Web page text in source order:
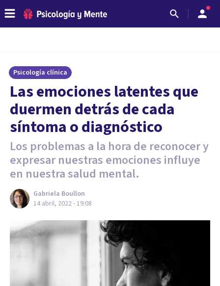
Psicología clínica
Las emociones latentes que
duermen detrás de cada
síntoma o diagnóstico
Los problemas a la hora de reconocer y
expresar nuestras emociones influye
en nuestra salud mental.
Gabriela Boullon
14 abril, 2022 - 19:08